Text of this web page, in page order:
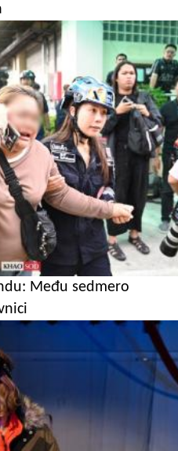
Među sedmero